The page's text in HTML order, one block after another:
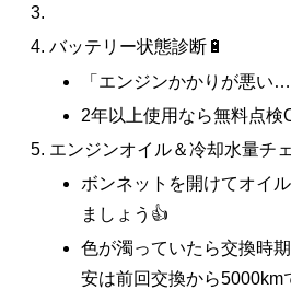
バッテリー状態診断🔋
「エンジンかかりが悪
2年以上使用なら無料点検
エンジンオイル＆冷却水量チ
ボンネットを開けてオイ
ましょう👍
色が濁っていたら交換時
安は前回交換から5000km